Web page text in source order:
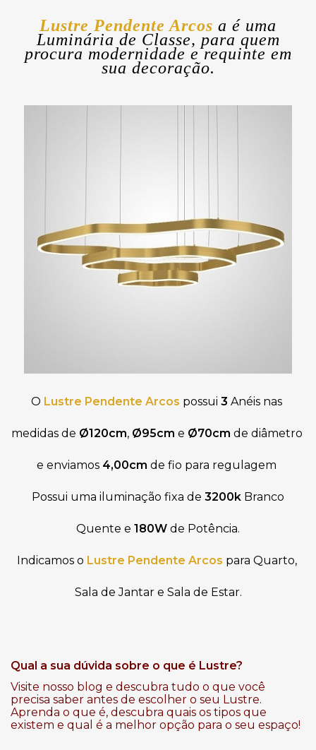
Lustre Pendente Arcos a é uma
Luminária de Classe, para quem
procura modernidade e requinte em
sua decoração.
O Lustre Pendente Arcos possui 3 Anéis nas
medidas de Ø120cm, Ø95cm e Ø70cm de diâmetro
e enviamos 4,00cm de fio para regulagem
Possui uma iluminação fixa de 3200k Branco
Quente e 180W de Potência.
Indicamos o Lustre Pendente Arcos para Quarto,
Sala de Jantar e Sala de Estar.
Qual a sua dúvida sobre o que é Lustre?
Visite nosso blog e descubra tudo o que você
precisa saber antes de escolher o seu Lustre.
Aprenda o que é, descubra quais os tipos que
existem e qual é a melhor opção para o seu espaço!